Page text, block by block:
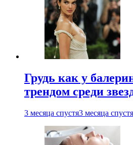
Грудь как у
трендом среди
3 месяца спустя3 месяца спустя